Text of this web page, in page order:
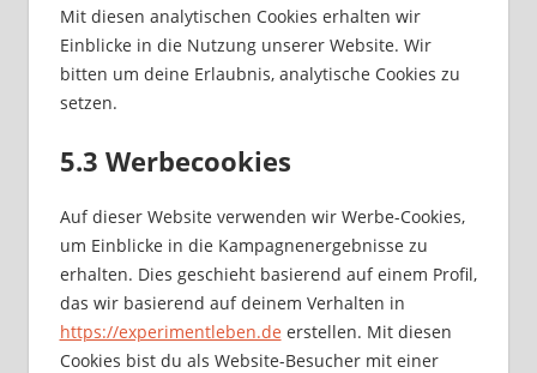
Mit diesen analytischen Cookies erhalten wir
Einblicke in die Nutzung unserer Website. Wir
bitten um deine Erlaubnis, analytische Cookies zu
setzen.
5.3 Werbecookies
Auf dieser Website verwenden wir Werbe-Cookies,
um Einblicke in die Kampagnenergebnisse zu
erhalten. Dies geschieht basierend auf einem Profil,
das wir basierend auf deinem Verhalten in
https://experimentleben.de erstellen. Mit diesen
Cookies bist du als Website-Besucher mit einer